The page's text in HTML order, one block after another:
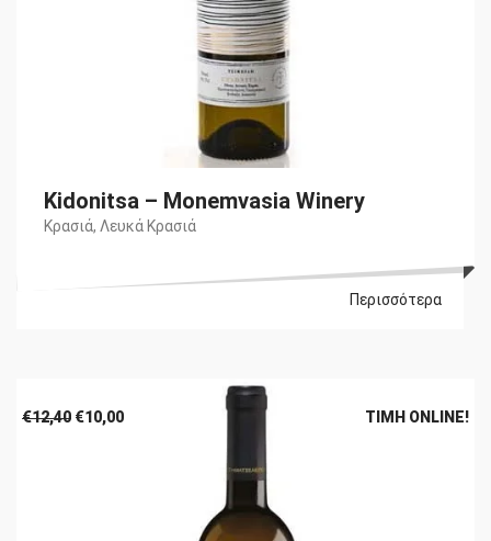
Kidonitsa – Monemvasia Winery
Κρασιά, Λευκά Κρασιά
Περισσότερα
€12,40 Original
€10,00Η
ΤΙΜΉ ONLINE!